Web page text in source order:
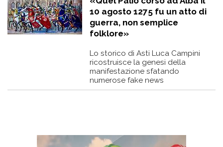
10 agosto 1275 fu un atto di
guerra, non semplice
folklore»
Lo storico di Asti Luca Campini
ricostruisce la genesi della
manifestazione sfatando
numerose fake news